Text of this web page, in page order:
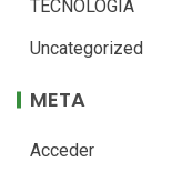
TECNOLOGÍA
Uncategorized
META
Acceder